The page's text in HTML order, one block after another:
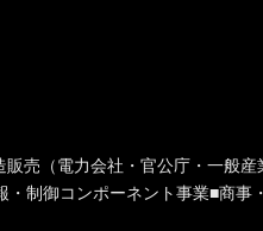
売（電力会社・官公庁・一般産
制御コンポーネント事業■商事